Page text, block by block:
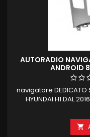
AUTORADIO
ANDROID
navigatore DEDICATO
HYUNDAI H1 DAL
FUNZIONE
INTEGRATO
